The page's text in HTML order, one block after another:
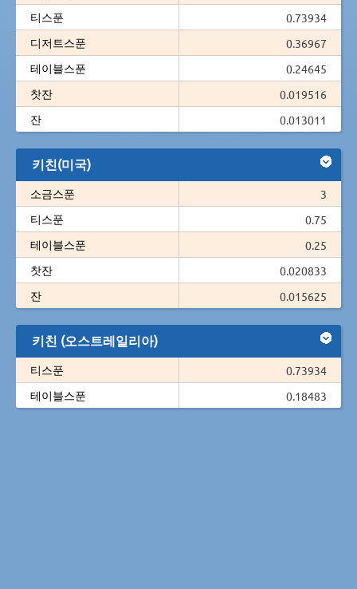
티스푼
0.73934
디저트스푼
0.36967
테이블스푼
0.24645
찻잔
0.019516
잔
0.013011
키친(미국)
소금스푼
3
티스푼
0.75
테이블스푼
0.25
찻잔
0.020833
잔
0.015625
키친 (오스트레일리아)
티스푼
0.73934
테이블스푼
0.18483